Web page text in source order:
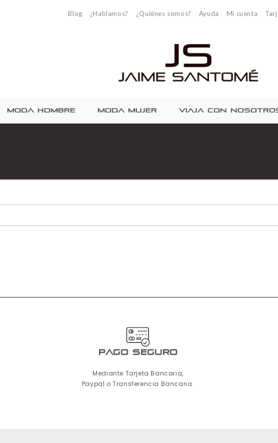
Blog ¿Hablamos? ¿Quiénes somos? Ayuda Mi cuenta
MODA HOMBRE MODA MUJER VIAJA CON
pago seguro
Mediante Tarjeta Bancaria,
Paypal o Transferencia Bancaria.